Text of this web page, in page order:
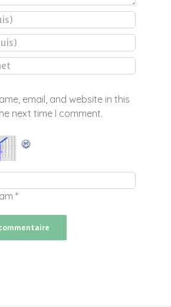
email, and website in this
next time I comment.
*